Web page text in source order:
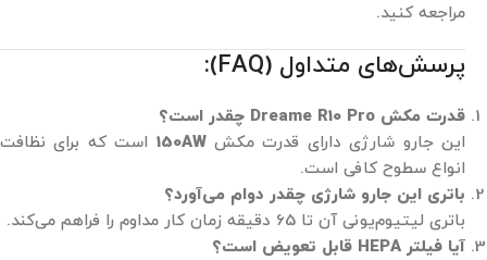
مراجعه کنید.
پرسش‌های متداول (FAQ):
قدرت مکش Dreame R10 Pro چقدر است؟
این جارو شارژی دارای قدرت مکش150AW است که برای نظافت
انواع سطوح کافی است.
باتری این جارو شارژی چقدر دوام می‌آورد؟
باتری لیتیوم‌یونی آن تا 65 دقیقه زمان کار مداوم را فراهم می‌کند.
آیا فیلتر HEPA قابل تعویض است؟